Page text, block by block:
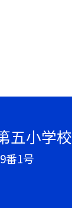
五小学校
番1号